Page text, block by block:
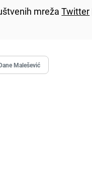
mrežaTwitter
Malešević